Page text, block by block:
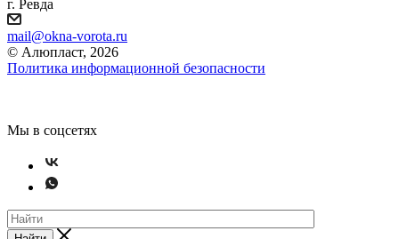
г. Ревда
mail@okna-vorota.ru
© Алюпласт, 2026
Политика информационной безопасности
Мы в соцсетях